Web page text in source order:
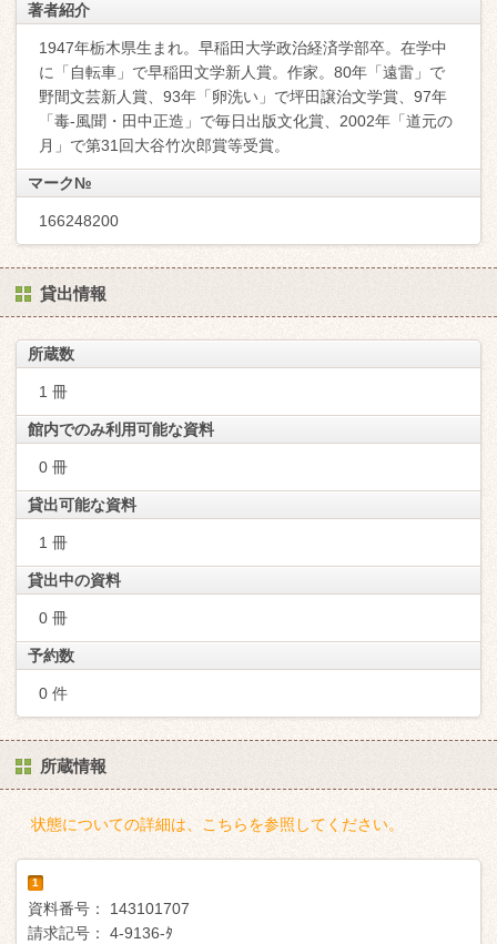
著者紹介
1947年栃木県生まれ。早稲田大学政治経済学部卒。在学中
に「自転車」で早稲田文学新人賞。作家。80年「遠雷」で
野間文芸新人賞、93年「卵洗い」で坪田譲治文学賞、97年
「毒-風聞・田中正造」で毎日出版文化賞、2002年「道元の
月」で第31回大谷竹次郎賞等受賞。
マーク№
166248200
貸出情報
所蔵数
1 冊
館内でのみ利用可能な資料
0 冊
貸出可能な資料
1 冊
貸出中の資料
0 冊
予約数
0 件
所蔵情報
状態についての詳細は、こちらを参照してください。
1
資料番号：
143101707
請求記号：
4-9136-ﾀ